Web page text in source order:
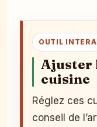
OUTIL
Ajuster
cuisine
Réglez ces
conseil de